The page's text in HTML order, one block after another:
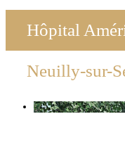
Hôpital
Neuilly-sur-